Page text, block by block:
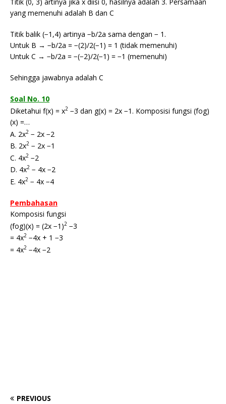
yang memenuhi adalah B dan C
Titik balik (−1,4) artinya −b/2a sama dengan − 1.
Untuk B → −b/2a = −(2)/2(−1) = 1 (tidak memenuhi)
Untuk C → −b/2a = −(−2)/2(−1) = −1 (memenuhi)
Sehingga jawabnya adalah C
Soal No. 10
Diketahui f(x) = x2 −3 dan g(x) = 2x −1. Komposisi fungsi (fog)
(x) =…
A. 2x2 − 2x −2
B. 2x2 − 2x −1
C. 4x2 −2
D. 4x2 − 4x −2
E. 4x2 − 4x −4
Pembahasan
Komposisi fungsi
(fog)(x) = (2x −1)2 −3
= 4x2 −4x + 1 −3
= 4x2 −4x −2
PREVIOUS